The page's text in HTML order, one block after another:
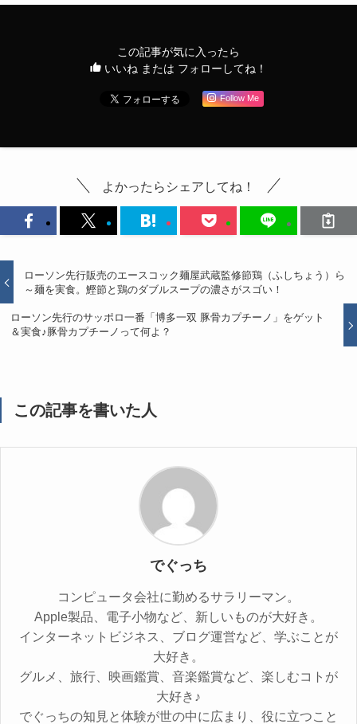
この記事が気に入ったら
いいね または フォローしてね！
Follow Me
よかったらシェアしてね！
ローソン先行販売のエースコック麺屋武蔵監修節鶏（ふしちょう）ら
～麺を実食。鰹節と鶏のダブルスープの濃さがスゴい！
ローソン先行のサッポロ一番「博多一双 豚骨カプチーノ」をゲット
＆実食♪豚骨カプチーノって何よ？
この記事を書いた人
でぐっち
コンピュータ会社に勤めるサラリーマン。
Apple製品、電子小物など、新しいものが大好き。
インターネットビジネス、ブログ運営など、学ぶことが
大好き。
グルメ、旅行、映画鑑賞、音楽鑑賞など、楽しむコトが
大好き♪
でぐっちの知見と体験が世の中に広まり、役に立つこと